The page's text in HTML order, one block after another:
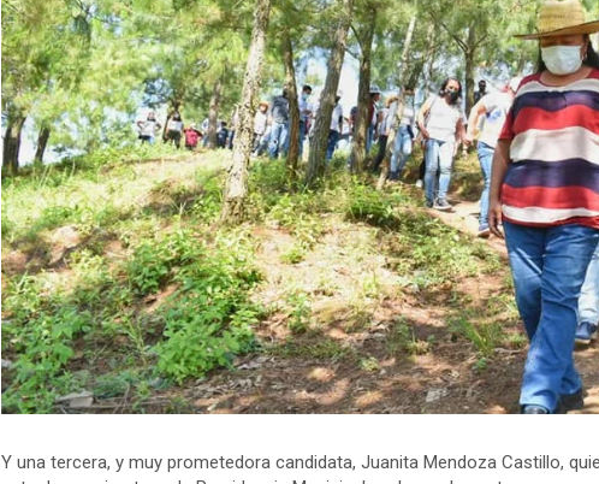
Y una tercera, y muy prometedora candidata, Juanita Mendoza Castillo,